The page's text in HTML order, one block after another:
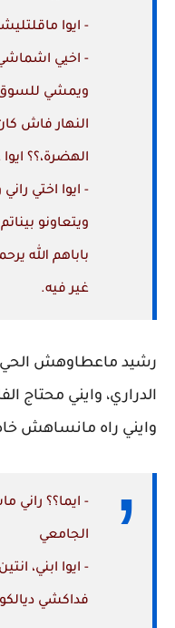
- ايوا
- اخيي اشماشي
ويمشي
النهار فاش
الهضرة،؟؟
- ايوا اختي
ويتعاونو
باباهم الله
غير فيه.
رشيد ماعطاوهش الحي
الدراري، وايني محتاج
وايني راه مانساهش
- ايما؟؟ راني
الجامعي
- ايوا ابني،
فداكشي